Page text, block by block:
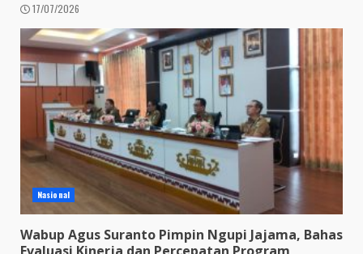
17/07/2026
Nasional
Wabup Agus Suranto Pimpin Ngupi Jajama, Bahas